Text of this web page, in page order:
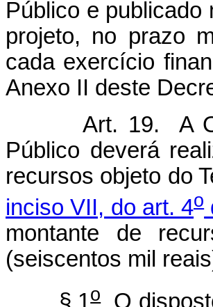
Público e publicado
projeto, no prazo
cada exercício
Anexo II deste
Art. 19. A
Público deverá
recursos objeto do
inciso VII, do art. 4o
montante de
(seiscentos mil
§ 1oO